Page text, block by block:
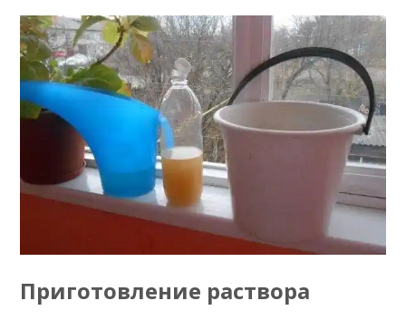
Приготовление раствора